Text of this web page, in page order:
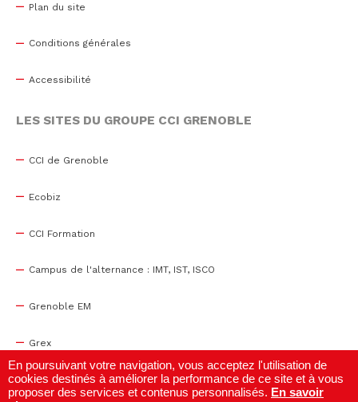
Plan du site
Conditions générales
Accessibilité
LES SITES DU GROUPE CCI GRENOBLE
CCI de Grenoble
Ecobiz
CCI Formation
Campus de l'alternance : IMT, IST, ISCO
Grenoble EM
Grex
WTC Grenoble
En poursuivant votre navigation, vous acceptez l'utilisation de
cookies destinés à améliorer la performance de ce site et à vous
proposer des services et contenus personnalisés. En savoir